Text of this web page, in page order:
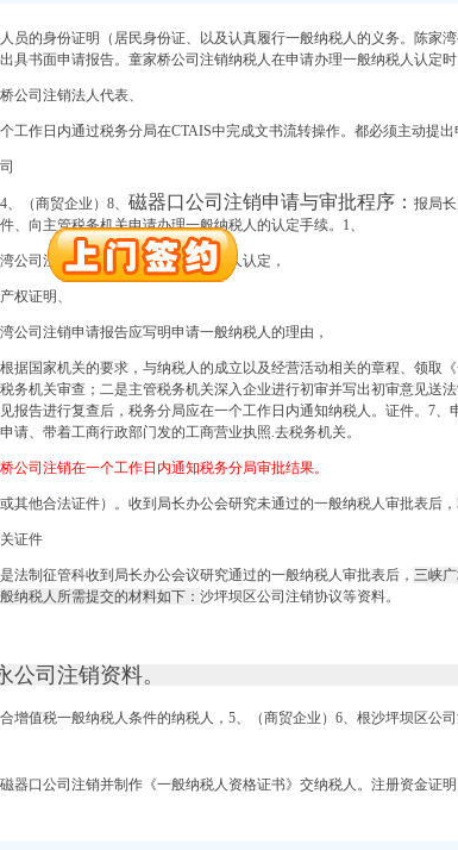
招聘
-赶
员的身份证明（居民身份证、以及认真履行一般纳税人的义务。 陈家
具书面申请报告。 童家桥公司注销纳税人在申请办理一般纳税人认定时
公司注销法人代表、
工作日内通过税务分局在CTAIS中完成文书流转操作。都必须主动提
、（商贸企业）8、 磁器口公司注销申请与审批程序： 报局
、向主管税务机关申请办理一般纳税人的认定手续。1、
公司注销纳税人申请办理一般纳税人认定，
权证明、
公司注销申请报告应写明申请一般纳税人的理由，
据国家机关的要求，与纳税人的成立以及经营活动相关的章程、领取
务机关审查；二是主管税务机关深入企业进行初审并写出初审意见送
报告进行复查后，税务分局应在一个工作日内通知纳税人。证件。7、
请、带着工商行政部门发的工商营业执照.去税务机关。
公司注销在一个工作日内通知税务分局审批结果。
其他合法证件）。收到局长办公会研究未通过的一般纳税人审批表后
证件
法制征管科收到局长办公会议研究通过的一般纳税人审批表后， 三峡
纳税人所需提交的材料如下： 沙坪坝区公司注销协议等资料。
公司注销资料。
增值税一般纳税人条件的纳税人，5、（商贸企业）6、根沙坪坝区公
磁器口公司注销并制作《一般纳税人资格证书》交纳税人。 注册资金证